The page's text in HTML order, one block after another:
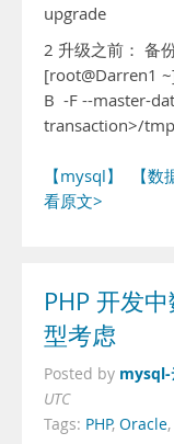
upgrade
2 升级之前： 备
[root@Darren1
B -F --master-
transaction>/
【mysql】 【数
看原文>
PHP 开发
型考虑
Posted by mysql-
UTC
Tags: PHP, Oracle,